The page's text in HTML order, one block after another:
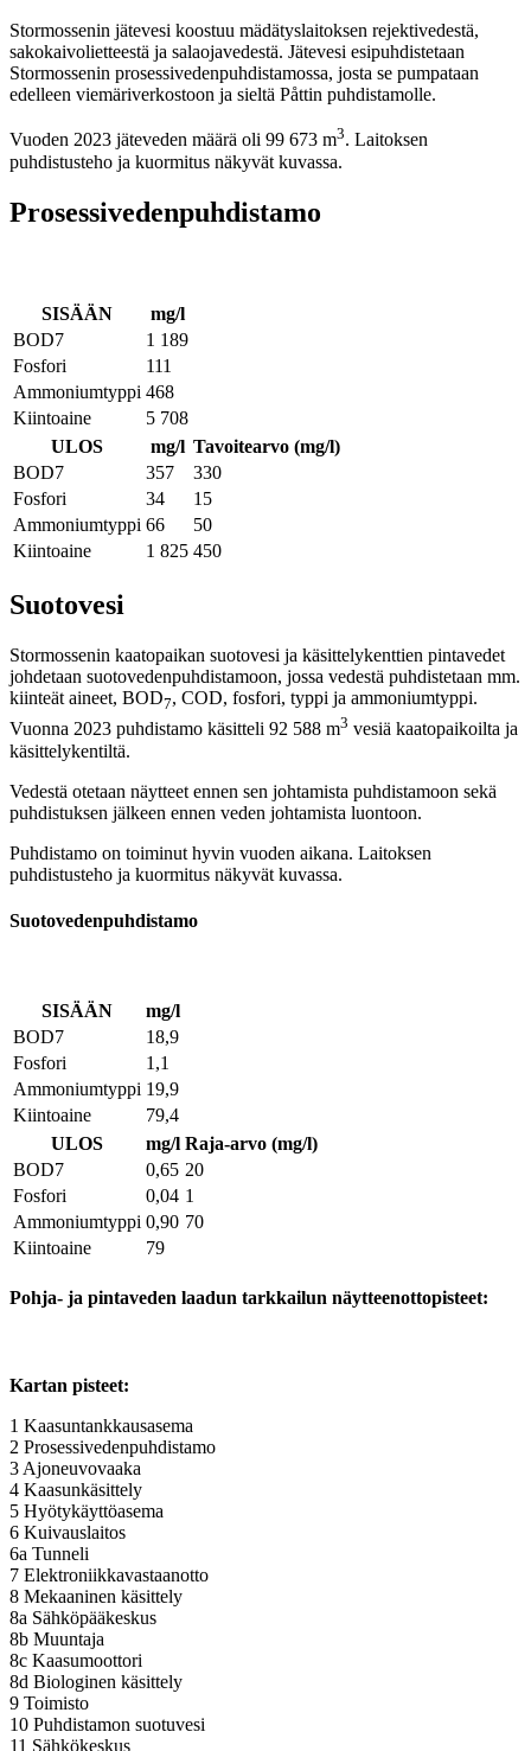
Stormossenin jätevesi koostuu mädätyslaitoksen rejektivedestä,
sakokaivolietteestä ja salaojavedestä. Jätevesi esipuhdistetaan
Stormossenin prosessivedenpuhdistamossa, josta se pumpataan
edelleen viemäriverkostoon ja sieltä Påttin puhdistamolle.
Vuoden 2023 jäteveden määrä oli 99 673 m3. Laitoksen
puhdistusteho ja kuormitus näkyvät kuvassa.
Prosessivedenpuhdistamo
SISÄÄN
mg/l
BOD7
1 189
Fosfori
111
Ammoniumtyppi 468
Kiintoaine
5 708
ULOS
mg/l Tavoitearvo (mg/l)
BOD7
357
330
Fosfori
34
15
Ammoniumtyppi 66
50
Kiintoaine
1 825 450
Suotovesi
Stormossenin kaatopaikan suotovesi ja käsittelykenttien pintavedet
johdetaan suotovedenpuhdistamoon, jossa vedestä puhdistetaan mm.
kiinteät aineet, BOD7, COD, fosfori, typpi ja ammoniumtyppi.
Vuonna 2023 puhdistamo käsitteli 92 588 m3 vesiä kaatopaikoilta ja
käsittelykentiltä.
Vedestä otetaan näytteet ennen sen johtamista puhdistamoon sekä
puhdistuksen jälkeen ennen veden johtamista luontoon.
Puhdistamo on toiminut hyvin vuoden aikana. Laitoksen
puhdistusteho ja kuormitus näkyvät kuvassa.
Suotovedenpuhdistamo
SISÄÄN
mg/l
BOD7
18,9
Fosfori
1,1
Ammoniumtyppi 19,9
Kiintoaine
79,4
ULOS
mg/l Raja-arvo (mg/l)
BOD7
0,65 20
Fosfori
0,04 1
Ammoniumtyppi 0,90 70
Kiintoaine
79
Pohja- ja pintaveden laadun tarkkailun näytteenottopisteet:
Kartan pisteet:
1 Kaasuntankkausasema
2 Prosessivedenpuhdistamo
3 Ajoneuvovaaka
4 Kaasunkäsittely
5 Hyötykäyttöasema
6 Kuivauslaitos
6a Tunneli
7 Elektroniikkavastaanotto
8 Mekaaninen käsittely
8a Sähköpääkeskus
8b Muuntaja
8c Kaasumoottori
8d Biologinen käsittely
9 Toimisto
10 Puhdistamon suotuvesi
11 Sähkökeskus